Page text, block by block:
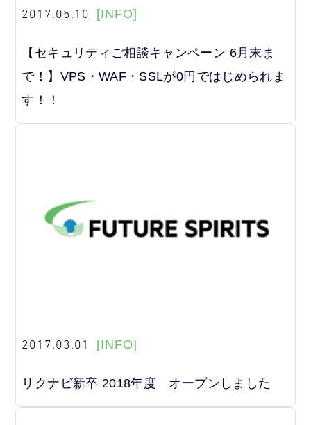
2017.05.10 [INFO]
【セキュリティご相談キャンペーン 6月末ま
で！】VPS・WAF・SSLが0円ではじめられま
す！！
2017.03.01 [INFO]
リクナビ新卒 2018年度 オープンしました